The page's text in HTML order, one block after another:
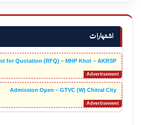
اشتہارات
for Quotation (RFQ) – MHP Khot – AKRSP
Admission Open – GTVC (W) Chitral City